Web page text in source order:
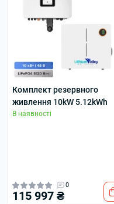
Комплект резервного
живлення 10kW 5.12kWh
В наявності
0
115 997 ₴